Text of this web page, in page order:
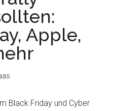
Apple,
Black Friday und Cyber